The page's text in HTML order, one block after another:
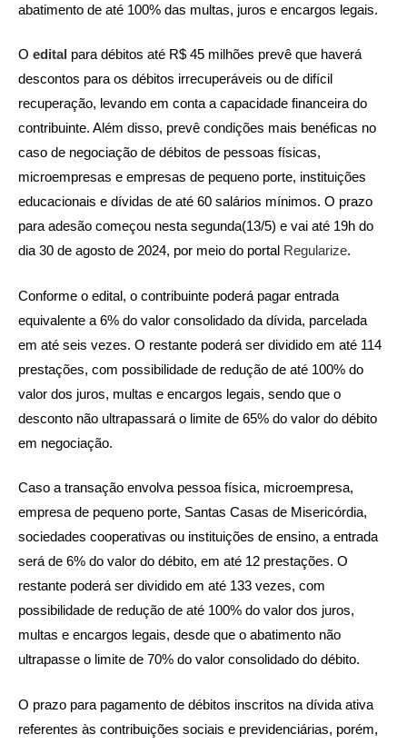
abatimento de até 100% das multas, juros e encargos legais.
O edital para débitos até R$ 45 milhões prevê que haverá
descontos para os débitos irrecuperáveis ou de difícil
recuperação, levando em conta a capacidade financeira do
contribuinte. Além disso, prevê condições mais benéficas no
caso de negociação de débitos de pessoas físicas,
microempresas e empresas de pequeno porte, instituições
educacionais e dívidas de até 60 salários mínimos. O prazo
para adesão começou nesta segunda(13/5) e vai até 19h do
dia 30 de agosto de 2024, por meio do portal Regularize.
Conforme o edital, o contribuinte poderá pagar entrada
equivalente a 6% do valor consolidado da dívida, parcelada
em até seis vezes. O restante poderá ser dividido em até 114
prestações, com possibilidade de redução de até 100% do
valor dos juros, multas e encargos legais, sendo que o
desconto não ultrapassará o limite de 65% do valor do débito
em negociação.
Caso a transação envolva pessoa física, microempresa,
empresa de pequeno porte, Santas Casas de Misericórdia,
sociedades cooperativas ou instituições de ensino, a entrada
será de 6% do valor do débito, em até 12 prestações. O
restante poderá ser dividido em até 133 vezes, com
possibilidade de redução de até 100% do valor dos juros,
multas e encargos legais, desde que o abatimento não
ultrapasse o limite de 70% do valor consolidado do débito.
O prazo para pagamento de débitos inscritos na dívida ativa
referentes às contribuições sociais e previdenciárias, porém,